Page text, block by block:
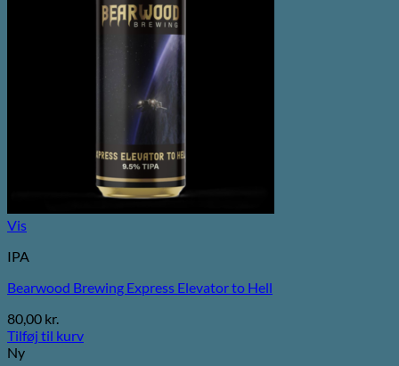
Vis
IPA
Bearwood Brewing Express Elevator to Hell
80,00 kr.
Tilføj til kurv
Ny